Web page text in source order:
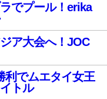
でプール！erika
ア大会へ！JOC
利でムエタイ女王
トル